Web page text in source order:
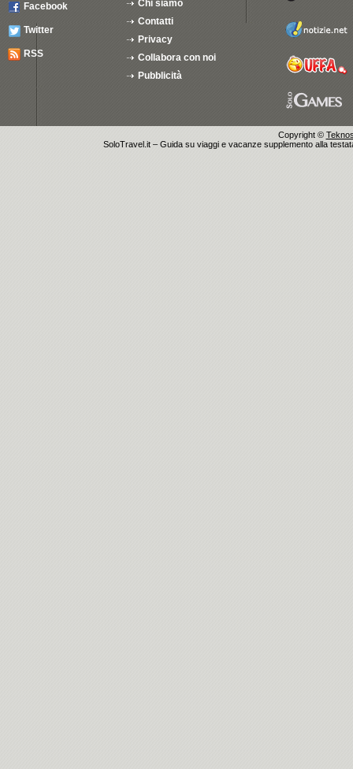
Facebook
Twitter
RSS
Chi siamo
Contatti
Privacy
Collabora con noi
Pubblicità
Copyright ©
SoloTravel.it – Guida su viaggi e vacanze supplemento alla